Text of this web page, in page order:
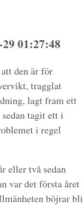
01:27:48
den är för
tragglat
lagt fram ett
tagit ett i
i regel
eller två sedan
var det första året
böjrar bli